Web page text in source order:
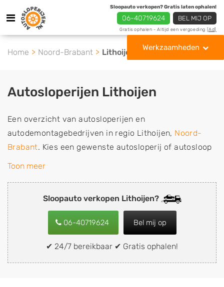
Sloopauto verkopen? Gratis laten ophalen!
06-40719624 BEL MIJ OP
Gratis ophalen - Altijd een vergoeding [Ad]
Werkzaamheden
Home Noord-Brabant Lithoijen
Sloopauto verkopen Lithoijen?
06-40719624 Bel mij op
✔ 24/7 bereikbaar ✔ Gratis ophalen!
Autosloperijen Lithoijen
Een overzicht van autosloperijen en
autodemontagebedrijven in regio Lithoijen, Noord-
Brabant. Kies een gewenste autosloperij of autosloop
uit de lijst die gespecialiseerd is in de verkoop van
de inkoop van sloopauto's, schadeauto's en
tweedehands auto's (ook zonder apk keuring). Wilt u
uw auto, camper, vrachtwagen, motor of brommobiel
snel en eenvoudig verkopen aan een
demontagebedrijf in de buurt, deze zelf wegbrengen
naar de sloop of deze liever laten ophalen op een
Toon meer